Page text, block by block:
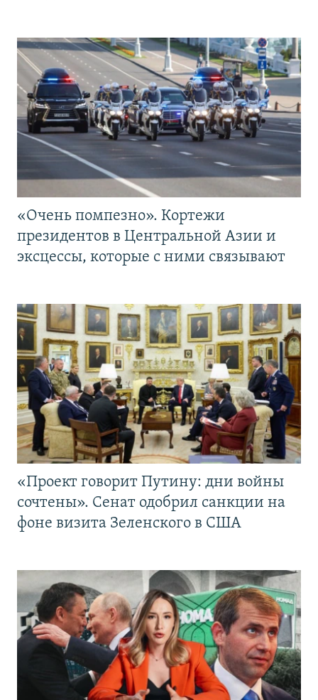
«Очень помпезно». Кортежи
президентов в Центральной Азии и
эксцессы, которые с ними связывают
«Проект говорит Путину: дни войны
сочтены». Сенат одобрил санкции на
фоне визита Зеленского в США